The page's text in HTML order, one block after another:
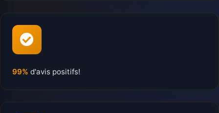
99% d'avis positifs!